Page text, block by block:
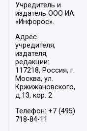
Учредитель и
издатель ООО ИА
«Инфорос».
Адрес
учредителя,
издателя,
редакции:
117218, Россия, г.
Москва, ул.
Кржижановского,
д.13, кор. 2
Телефон: +7 (495)
718-84-11